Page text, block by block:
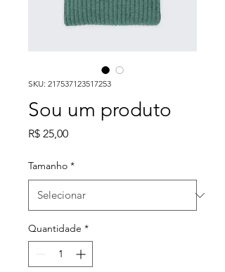
SKU: 217537123517253
Sou um produto
R$ 25,00Preço
Tamanho *
Quantidade *